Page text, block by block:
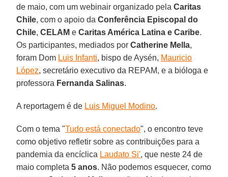
de maio, com um webinair organizado pelaCaritas
Chile, com o apoio daConferência Episcopal do
Chile,CELAM eCaritas América Latina e Caribe.
Os participantes, mediados porCatherine Mella,
foram Dom Luis Infanti, bispo de Aysén, Mauricio
López, secretário executivo da REPAM, e a bióloga e
professora Fernanda Salinas.
A reportagem é de Luis Miguel Modino.
Com o tema "Tudo está conectado", o encontro teve
como objetivo refletir sobre as contribuições para a
pandemia da encíclica Laudato Si', que neste 24 de
maio completa5 anos. Não podemos esquecer, como